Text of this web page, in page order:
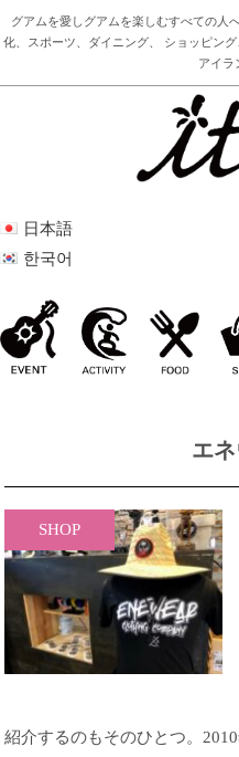
グアムを愛しグアムを楽しむすべての人
化、スポーツ、ダイニング、 ショッピン
アイラ
日本語
한국어
エ
SHOP
紹介するのもそのひとつ。